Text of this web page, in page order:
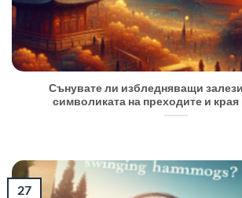
Сънувате ли избледняващи
символиката на преходите и края
27